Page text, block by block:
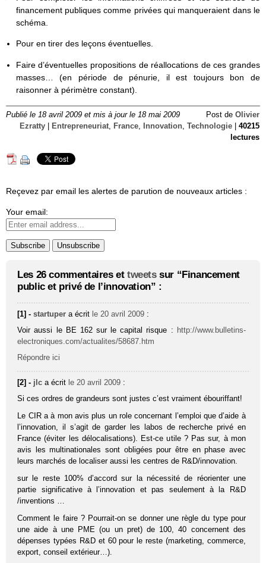
financement publiques comme privées qui manqueraient dans le
schéma.
Pour en tirer des leçons éventuelles.
Faire d’éventuelles propositions de réallocations de ces grandes
masses… (en période de pénurie, il est toujours bon de
raisonner à périmètre constant).
Publié le 18 avril 2009 et mis à jour le 18 mai 2009 Post de Olivier
Ezratty
Entrepreneuriat France Innovation Technologie
40215
lectures
Reçevez par email les alertes de parution de nouveaux articles :
Your email:
Les 26 commentaires et tweetssur “Financement
public et privé de l’innovation” :
[1] -startuper a écrit le 20 avril 2009 :
Voir aussi le BE 162 sur le capital risque : http://www.bulletins-
electroniques.com/actualites/58687.htm
Répondre ici
[2] - jlc a écrit le 20 avril 2009 :
Si ces ordres de grandeurs sont justes c’est vraiment ébouriffant!
Le CIR a à mon avis plus un role concernant l’emploi que d’aide à
l’innovation, il s’agit de garder les labos de recherche privé en
France (éviter les délocalisations). Est-ce utile ? Pas sur, à mon
avis les multinationales sont obligées pour être en phase avec
leurs marchés de localiser aussi les centres de R&D/innovation.
sur le reste 100% d’accord sur la nécessité de réorienter une
partie significative à l’innovation et pas seulement à la R&D
/inventions …
Comment le faire ? Pourrait-on se donner une règle du type pour
une aide à une PME (ou un pret) de 100, 40 concernent des
dépenses typées R&D et 60 pour le reste (marketing, commerce,
export, conseil extérieur…).